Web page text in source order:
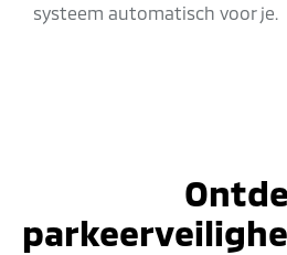
systeem automatisch voor je.